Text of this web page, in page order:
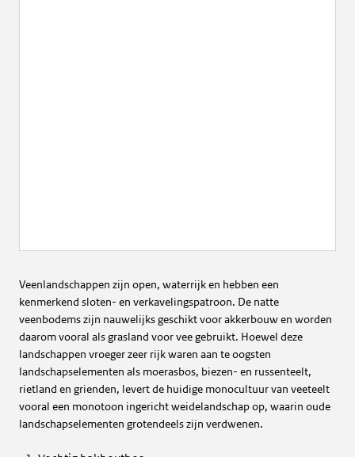
Veenlandschappen zijn open, waterrijk en hebben een
kenmerkend sloten- en verkavelingspatroon. De natte
veenbodems zijn nauwelijks geschikt voor akkerbouw en worden
daarom vooral als grasland voor vee gebruikt. Hoewel deze
landschappen vroeger zeer rijk waren aan te oogsten
landschapselementen als moerasbos, biezen- en russenteelt,
rietland en grienden, levert de huidige monocultuur van veeteelt
vooral een monotoon ingericht weidelandschap op, waarin oude
landschapselementen grotendeels zijn verdwenen.